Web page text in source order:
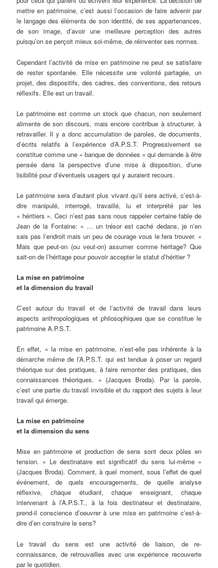
mettre en patrimoine, c’est aussi l’occasion de faire advenir par
le langage des éléments de son identité, de ses appartenances,
de son image, d’avoir une meilleure perception des autres
puisqu’on se perçoit mieux soi-même, de réinventer ses normes.
Cependant l’activité de mise en patrimoine ne peut se satisfaire
de rester spontanée. Elle nécessite une volonté partagée, un
projet, des dispositifs, des cadres, des conventions, des retours
réflexifs. Elle est un travail.
Le patrimoine est comme un stock que chacun, non seulement
alimente de son discours, mais encore contribue à structurer, à
retravailler. Il y a donc accumulation de paroles, de documents,
d’écrits relatifs à l’expérience d’A.P.S.T. Progressivement se
constitue comme une « banque de données » qui demande à être
pensée dans la perspective d’une mise à disposition, d’une
lisibilité pour d’éventuels usagers qui y auraient recours.
Le patrimoine sera d’autant plus vivant qu’il sera activé, c’est-à-
dire manipulé, interrogé, travaillé, lu et interprété par les
« héritiers ». Ceci n’est pas sans nous rappeler certaine fable de
Jean de la Fontaine: « … un trésor est caché dedans, je n’en
sais pas l’endroit mais un peu de courage vous le fera trouver. »
Mais que peut-on (ou veut-on) assumer comme héritage? Que
sait-on de l’héritage pour pouvoir accepter le statut d’héritier ?
La mise en patrimoine
et la dimension du travail
C’est autour du travail et de l’activité de travail dans leurs
aspects anthropologiques et philosophiques que se constitue le
patrimoine A.P.S.T.
En effet, « la mise en patrimoine, n’est-elle pas inhérente à la
démarche même de l’A.P.S.T. qui est tendue à poser un regard
théorique sur des pratiques, à faire remonter des pratiques, des
connaissances théoriques. » (Jacques Broda). Par la parole,
c’est une partie du travail invisible et du rapport des sujets à leur
travail qui émerge.
La mise en patrimoine
et la dimension du sens
Mise en patrimoine et production de sens sont deux pôles en
tension. « Le destinataire est significatif du sens lui-même »
(Jacques Broda). Comment, à quel moment, sous l’effet de quel
événement, de quels encouragements, de quelle analyse
réflexive, chaque étudiant, chaque enseignant, chaque
intervenant à l’A.P.S.T., à la fois destinateur et destinataire,
prend-il conscience d’oeuvrer à une mise en patrimoine c’est-à-
dire d’en construire le sens?
Le travail du sens est une activité de liaison, de re-
connaissance, de retrouvailles avec une expérience recouverte
par le quotidien.